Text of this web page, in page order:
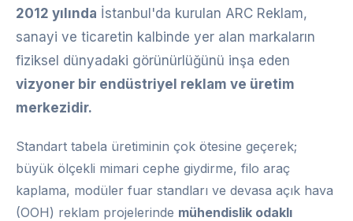
2012 yılında İstanbul'da kurulan ARC Reklam,
sanayi ve ticaretin kalbinde yer alan markaların
fiziksel dünyadaki görünürlüğünü inşa eden
vizyoner bir endüstriyel reklam ve üretim
merkezidir.
Standart tabela üretiminin çok ötesine geçerek;
büyük ölçekli mimari cephe giydirme, filo araç
kaplama, modüler fuar standları ve devasa açık hava
(OOH) reklam projelerinde mühendislik odaklı